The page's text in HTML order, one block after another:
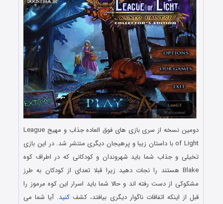
دومین نسخه از سری بازی های فوق العاده جذاب و مهیج League
of Light با داستان زیبا و پرهیجان دیگری منتشر شد. در این بازی
تخیلی و جذاب شما باید شهروندان و کودکانی که در اطراف کوه
Blake هستند را نجات دهید زیرا قبلا تعدای از کودکان به طرز
مشکوکی از دست رفته اند و حالا شما باید اسرار این کوه مرموز را
قبل از اینکه اتفاقات ناگوار دیگری بیافتد، کشف کنید. آیا شما می